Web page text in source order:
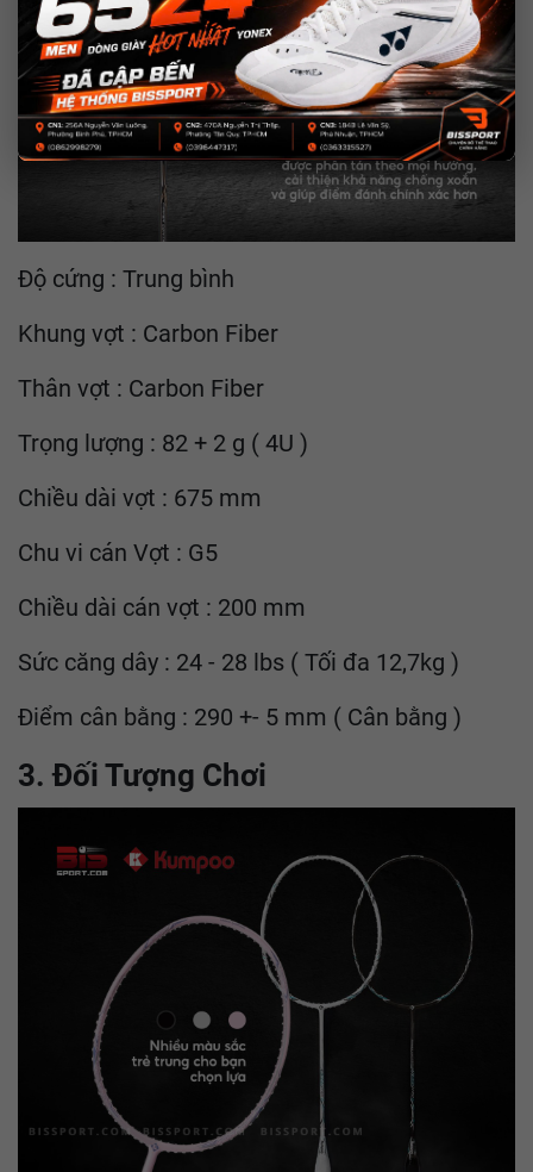
Độ cứng : Trung bình
Khung vợt : Carbon Fiber
Thân vợt : Carbon Fiber
Trọng lượng : 82 + 2 g ( 4U )
Chiều dài vợt : 675 mm
Chu vi cán Vợt : G5
Chiều dài cán vợt : 200 mm
Sức căng dây : 24 - 28 lbs ( Tối đa 12,7kg )
Điểm cân bằng : 290 +- 5 mm ( Cân bằng )
3. Đối Tượng Chơi